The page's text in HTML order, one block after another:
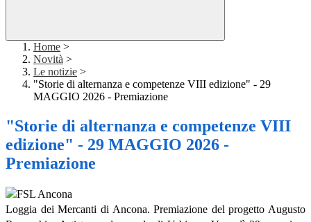
Home >
Novità >
Le notizie >
"Storie di alternanza e competenze VIII edizione" - 29
MAGGIO 2026 - Premiazione
"Storie di alternanza e competenze VIII
edizione" - 29 MAGGIO 2026 -
Premiazione
Loggia dei Mercanti di Ancona. Premiazione del progetto Augusto